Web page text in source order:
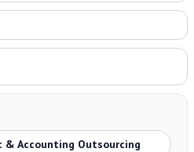
& Accounting Outsourcing